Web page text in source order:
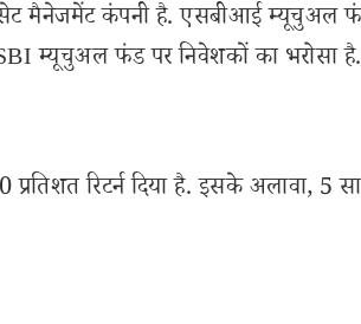
कंपनी है. एसबीआई म्यूचुअल फंड
म्यूचुअल फंड पर निवेशकों का भरोसा है.
रिटर्न दिया है. इसके अलावा, 5